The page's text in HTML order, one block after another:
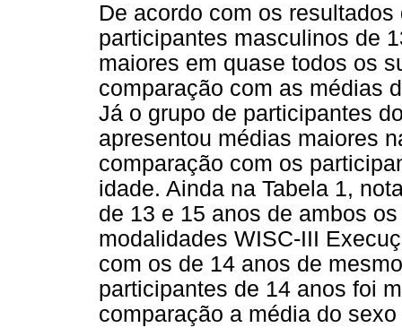
De acordo com os
participantes masculinos de
maiores em quase todos os
comparação com as médias
Já o grupo de participantes
apresentou médias maiores
comparação com os
idade. Ainda na Tabela 1,
de 13 e 15 anos de ambos
modalidades WISC-III
com os de 14 anos de
participantes de 14 anos foi
comparação a média do